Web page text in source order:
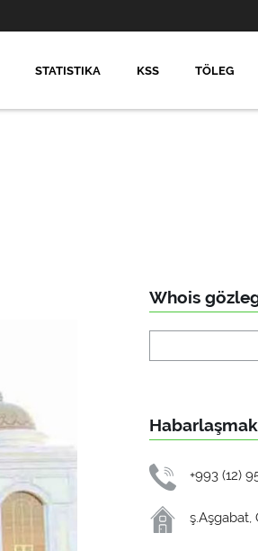
STATISTIKA KSS TÖLEG
Whois
+993 (12)
ş.Aşgabat,